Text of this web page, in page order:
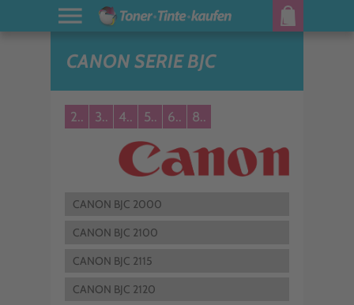
CANON SERIE BJC
2.. 3.. 4.. 5.. 6.. 8..
CANON BJC 2000
CANON BJC 2100
CANON BJC 2115
CANON BJC 2120